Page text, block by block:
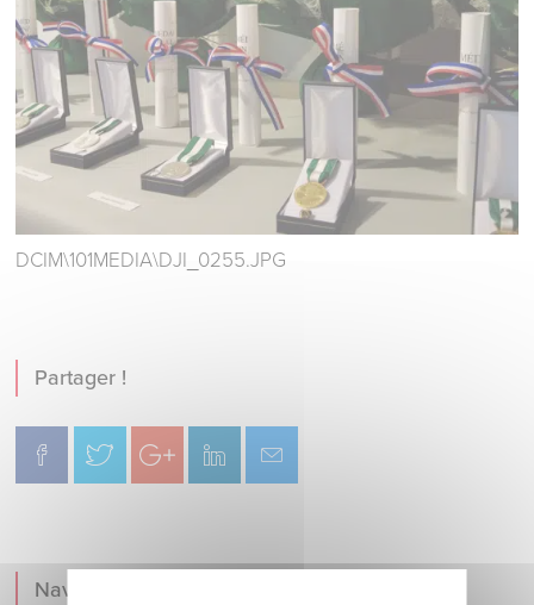
DCIM\101MEDIA\DJI_0255.JPG
Partager !
Navigation